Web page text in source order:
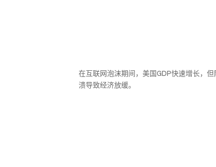
在互联网泡沫期间，美国GDP快速增长，但
溃导致经济放缓。